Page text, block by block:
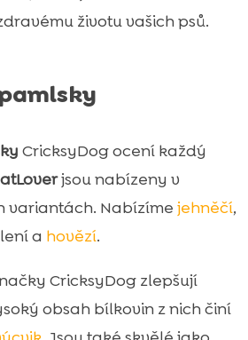
životu vašich psů.
CricksyDog ocení každý
jsou nabízeny v
variantách. Nabízíme jehněčí,
a hovězí.
CricksyDog zlepšují
obsah bílkovin z nich činí